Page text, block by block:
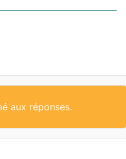
aux réponses.